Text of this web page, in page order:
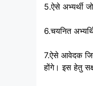
5.ऐसे अभ्यर्थी
6.चयनित
7.ऐसे आवेदक
होंगे। इस हेतु